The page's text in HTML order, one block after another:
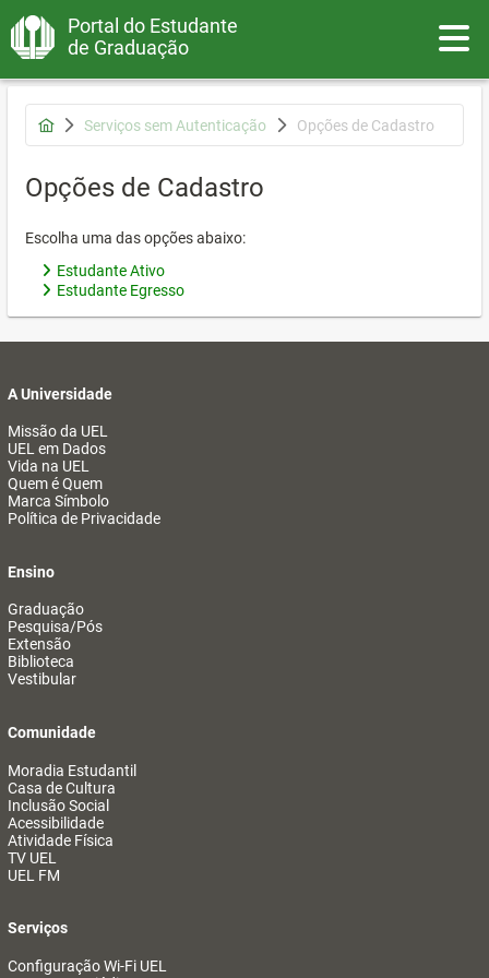
Portal do Estudante
de Graduação
Serviços sem Autenticação Opções de Cadastro
Opções de Cadastro
Escolha uma das opções abaixo:
Estudante Ativo
Estudante Egresso
A Universidade
Missão da UEL
UEL em Dados
Vida na UEL
Quem é Quem
Marca Símbolo
Política de Privacidade
Ensino
Graduação
Pesquisa/Pós
Extensão
Biblioteca
Vestibular
Comunidade
Moradia Estudantil
Casa de Cultura
Inclusão Social
Acessibilidade
Atividade Física
TV UEL
UEL FM
Serviços
Configuração Wi-Fi UEL